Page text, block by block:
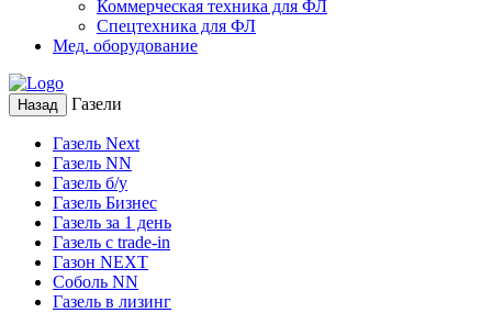
Коммерческая техника для ФЛ
Спецтехника для ФЛ
Мед. оборудование
Назад Газели
Газель Next
Газель NN
Газель б/у
Газель Бизнес
Газель за 1 день
Газель с trade-in
Газон NEXT
Соболь NN
Газель в лизинг